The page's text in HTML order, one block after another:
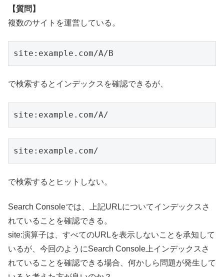
【質問】
複数のサイトを運営している。
site:example.com/A/B
で検索するとインデックスを確認できるが、
site:example.com/A/
site:example.com/
で検索するとヒットしない。
Search Consoleでは、上記URLについてインデックスさ
れていることを確認できる。
site:演算子は、すべてのURLを表示しないことを承知して
いるが、今回のようにSearch Console上インデックスさ
れていることを確認できる場合、何かしら問題が発生して